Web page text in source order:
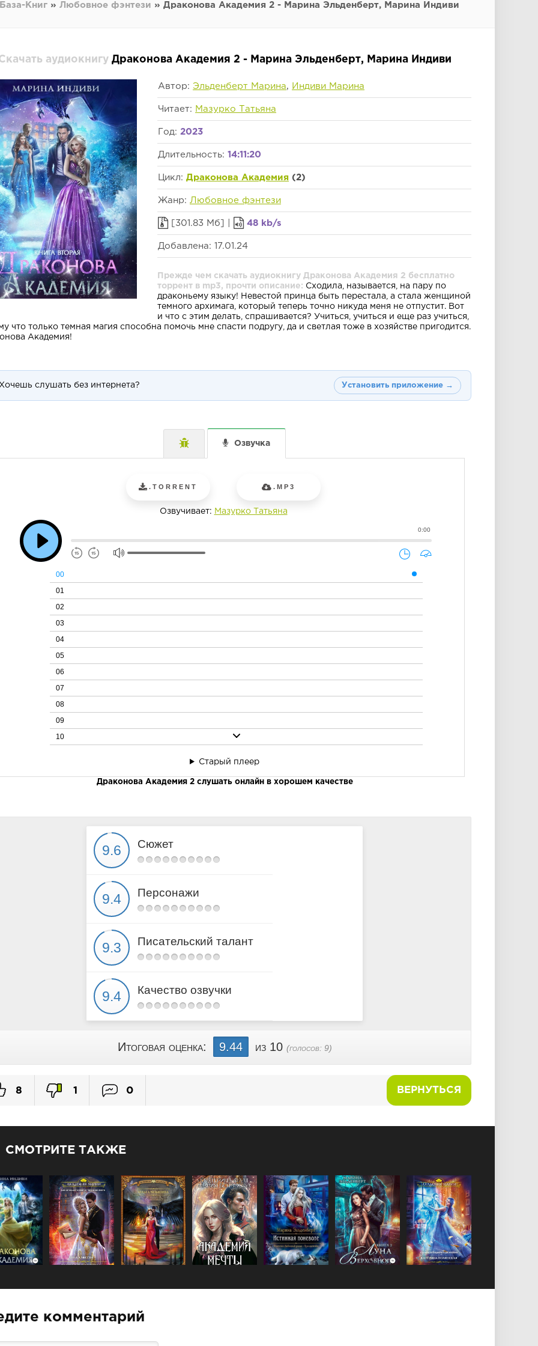
База-Книг » Любовное фэнтези » Драконова Академия 2 - Марина Эльденберт, Марина Индиви
аудиокнигу Драконова Академия 2 - Марина Эльденберт, Марина Индиви
Автор: Эльденберт Марина, Индиви Марина
Читает: Мазурко Татьяна
Год: 2023
Длительность: 14:11:20
Цикл: Драконова Академия (2)
Жанр: Любовное фэнтези
[301.83 Мб] | 48 kb/s
Добавлена: 17.01.24
Прежде чем скачать аудиокнигу Драконова Академия 2 бесплатно
торрент в mp3, прочти описание: Сходила, называется, на пару по
драконьему языку! Невестой принца быть перестала, а стала женщиной
темного архимага, который теперь точно никуда меня не отпустит. Вот
и что с этим делать, спрашивается? Учиться, учиться и еще раз учиться,
что только темная магия способна помочь мне спасти подругу, да и светлая тоже в хозяйстве пригодится.
Академия!
слушать без интернета? Установить приложение →
Озвучка
.TORRENT .MP3
Озвучивает: Мазурко Татьяна
0:00
00
01
02
03
04
05
06
07
08
09
10
15
32
Старый плеер
Драконова Академия 2 слушать онлайн в хорошем качестве
Сюжет
Персонажи
Писательский талант
Качество озвучки
Итоговая оценка: 9.44 из 10 (голосов: 9)
ВЕРНУТЬСЯ
8 1 0
СМОТРИТЕ ТАКЖЕ
комментарий